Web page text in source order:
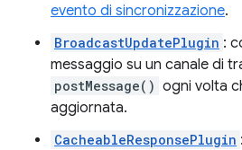
evento di sincronizzazione.
BroadcastUpdatePlugin :
messaggio su un canale di
postMessage() ogni volta
aggiornata.
CacheableResponsePlugin